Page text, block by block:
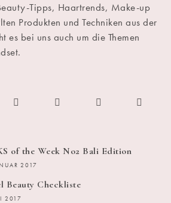
Tipps, Haartrends, Make-up
Produkten und Techniken aus der
es bei uns auch um die Themen
of the Week No2 Bali Edition
2017
Beauty Checkliste
2017